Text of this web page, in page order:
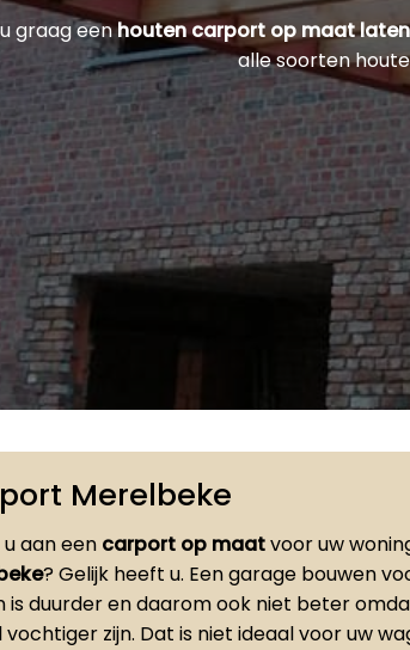
graag eenhouten carport op maat
alle soorten
Merelbeke
aan een carport op maatvoor uw
? Gelijk heeft u. Een garage bouwen
is duurder en daarom ook niet beter
zijn. Dat is niet ideaal voor uw